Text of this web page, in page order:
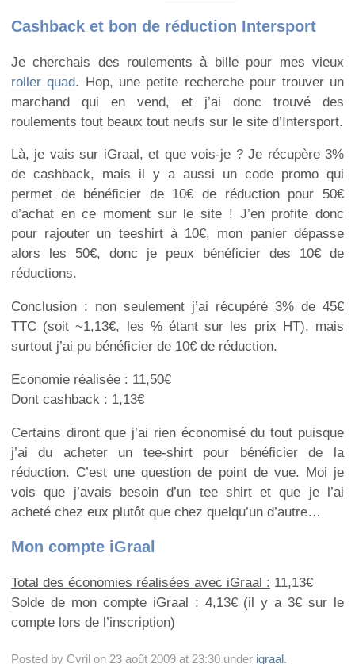
Cashback et bon de réduction Intersport
Je cherchais des roulements à bille pour mes vieux
roller quad. Hop, une petite recherche pour trouver un
marchand qui en vend, et j’ai donc trouvé des
roulements tout beaux tout neufs sur le site d’Intersport.
Là, je vais sur iGraal, et que vois-je ? Je récupère 3%
de cashback, mais il y a aussi un code promo qui
permet de bénéficier de 10€ de réduction pour 50€
d’achat en ce moment sur le site ! J’en profite donc
pour rajouter un teeshirt à 10€, mon panier dépasse
alors les 50€, donc je peux bénéficier des 10€ de
réductions.
Conclusion : non seulement j’ai récupéré 3% de 45€
TTC (soit ~1,13€, les % étant sur les prix HT), mais
surtout j’ai pu bénéficier de 10€ de réduction.
Economie réalisée : 11,50€
Dont cashback : 1,13€
Certains diront que j’ai rien économisé du tout puisque
j’ai du acheter un tee-shirt pour bénéficier de la
réduction. C’est une question de point de vue. Moi je
vois que j’avais besoin d’un tee shirt et que je l’ai
acheté chez eux plutôt que chez quelqu’un d’autre…
Mon compte iGraal
Total des économies réalisées avec iGraal : 11,13€
Solde de mon compte iGraal : 4,13€ (il y a 3€ sur le
compte lors de l’inscription)
Posted by Cyril on 23 août 2009 at 23:30 under igraal.